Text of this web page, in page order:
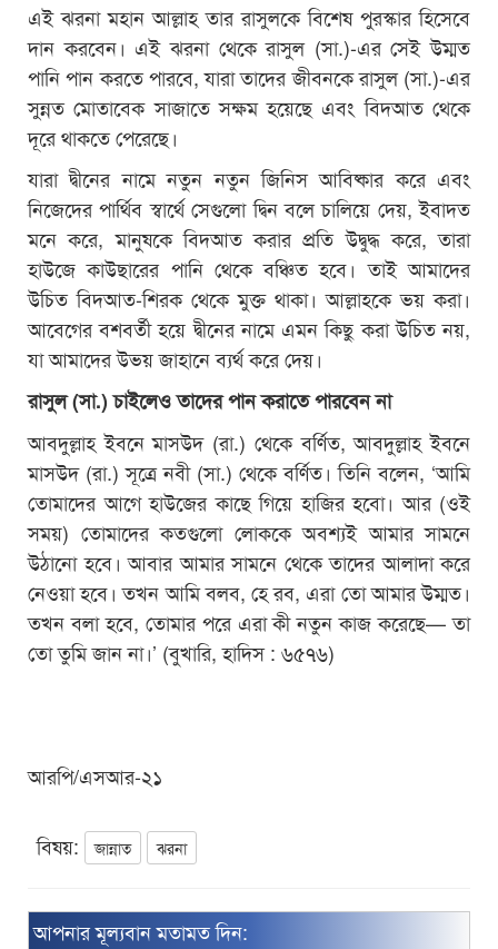
এই ঝরনা মহান আল্লাহ তার রাসুলকে বিশেষ পুরস্কার হিসেবে
দান করবেন। এই ঝরনা থেকে রাসুল (সা.)-এর সেই উম্মত
পানি পান করতে পারবে, যারা তাদের জীবনকে রাসুল (সা.)-এর
সুন্নত মোতাবেক সাজাতে সক্ষম হয়েছে এবং বিদআত থেকে
দূরে থাকতে পেরেছে।
যারা দ্বীনের নামে নতুন নতুন জিনিস আবিষ্কার করে এবং
নিজেদের পার্থিব স্বার্থে সেগুলো দ্বিন বলে চালিয়ে দেয়, ইবাদত
মনে করে, মানুষকে বিদআত করার প্রতি উদ্বুদ্ধ করে, তারা
হাউজে কাউছারের পানি থেকে বঞ্চিত হবে। তাই আমাদের
উচিত বিদআত-শিরক থেকে মুক্ত থাকা। আল্লাহকে ভয় করা।
আবেগের বশবর্তী হয়ে দ্বীনের নামে এমন কিছু করা উচিত নয়,
যা আমাদের উভয় জাহানে ব্যর্থ করে দেয়।
রাসুল (সা.) চাইলেও তাদের পান করাতে পারবেন না
আবদুল্লাহ ইবনে মাসউদ (রা.) থেকে বর্ণিত, আবদুল্লাহ ইবনে
মাসউদ (রা.) সূত্রে নবী (সা.) থেকে বর্ণিত। তিনি বলেন, ‘আমি
তোমাদের আগে হাউজের কাছে গিয়ে হাজির হবো। আর (ওই
সময়) তোমাদের কতগুলো লোককে অবশ্যই আমার সামনে
উঠানো হবে। আবার আমার সামনে থেকে তাদের আলাদা করে
নেওয়া হবে। তখন আমি বলব, হে রব, এরা তো আমার উম্মত।
তখন বলা হবে, তোমার পরে এরা কী নতুন কাজ করেছে— তা
তো তুমি জান না।’ (বুখারি, হাদিস : ৬৫৭৬)
আরপি/এসআর-২১
বিষয়: জান্নাত ঝরনা
আপনার মূল্যবান মতামত দিন: